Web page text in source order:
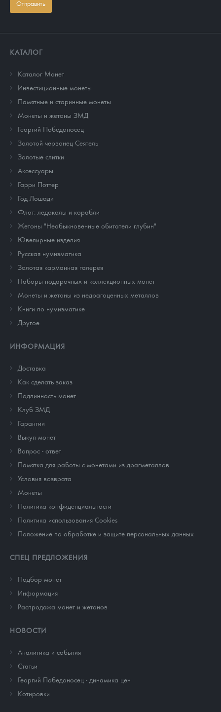
Отправить
КАТАЛОГ
Каталог Монет
Инвестиционные монеты
Памятные и старинные монеты
Монеты и жетоны ЗМД
Георгий Победоносец
Золотой червонец Сеятель
Золотые слитки
Аксессуары
Гарри Поттер
Год Лошади
Флот: ледоколы и корабли
Жетоны "Необыкновенные обитатели глубин"
Ювелирные изделия
Русская нумизматика
Золотая карманная галерея
Наборы подарочных и коллекционных монет
Монеты и жетоны из недрагоценных металлов
Книги по нумизматике
Другое
ИНФОРМАЦИЯ
Доставка
Как сделать заказ
Подлинность монет
Клуб ЗМД
Гарантии
Выкуп монет
Вопрос - ответ
Памятка для работы с монетами из драгметаллов
Условия возврата
Монеты
Политика конфиденциальности
Политика использования Cookies
Положение по обработке и защите персональных данных
СПЕЦ ПРЕДЛОЖЕНИЯ
Подбор монет
Информация
Распродажа монет и жетонов
НОВОСТИ
Аналитика и события
Cтатьи
Георгий Победоносец - динамика цен
Котировки